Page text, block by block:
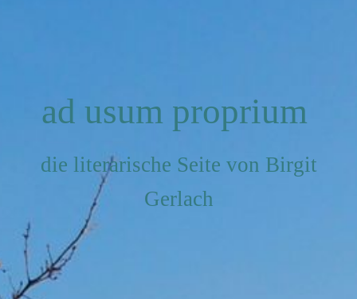
ad usum proprium
die literarische Seite von Birgit
Gerlach